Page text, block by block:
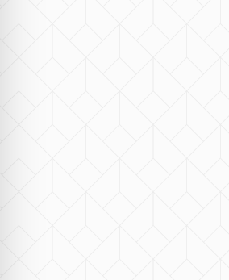
service. We have
to travel
cities in Taiwan.
has been
and arrives
time. As there is
English it
difficulty out of
the
details and
prior to the
convenient.